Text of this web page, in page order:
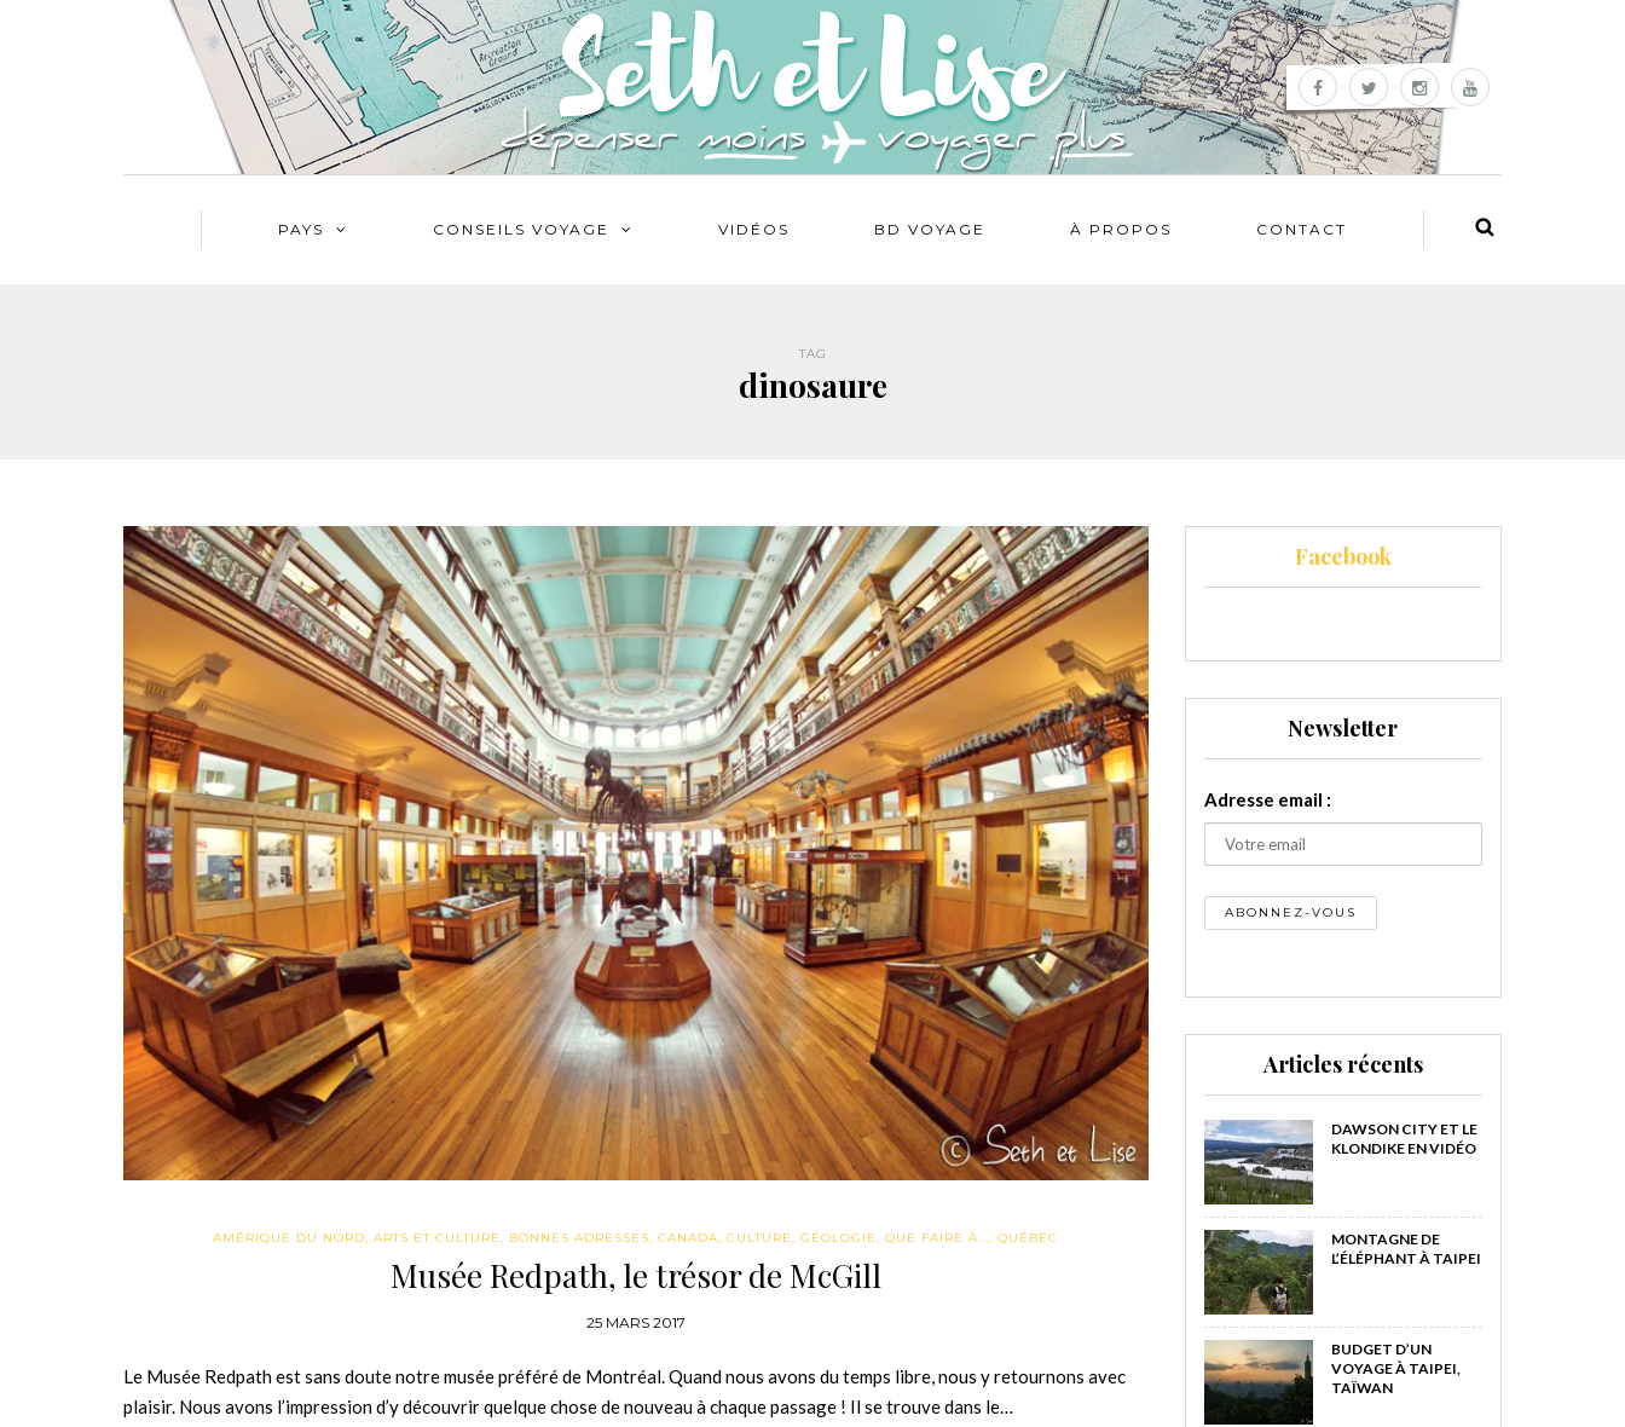
PAYS CONSEILS VOYAGE VIDÉOS BD VOYAGE À PROPOS CONTACT
TAG
dinosaure
AMÉRIQUE DU NORD,ARTS ET CULTURE, BONNES ADRESSES,CANADA,CULTURE,GÉOLOGIE,QUE FAIRE À...,QUÉBEC
Musée Redpath, le trésor de McGill
25 MARS 2017
Le Musée Redpath est sans doute notre musée préféré de Montréal. Quand nous avons du temps libre, nous y retournons avec
plaisir. Nous avons l’impression d’y découvrir quelque chose de nouveau à chaque passage ! Il se trouve dans le…
Facebook
Newsletter
Adresse email :
Articles récents
DAWSON CITY ET LE
KLONDIKE EN VIDÉO
MONTAGNE DE
L’ÉLÉPHANT À TAIPEI
BUDGET D’UN
VOYAGE À TAIPEI,
TAÏWAN